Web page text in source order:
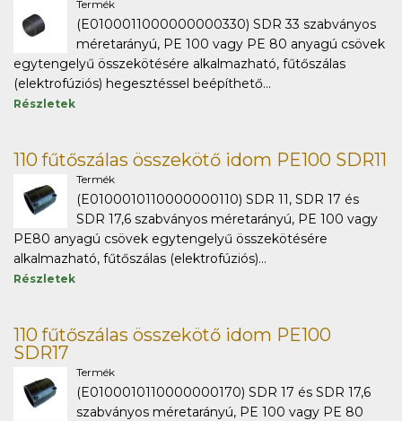
Termék
(E0100011000000000330) SDR 33 szabványos
méretarányú, PE 100 vagy PE 80 anyagú csövek
egytengelyű összekötésére alkalmazható, fűtőszálas
(elektrofúziós) hegesztéssel beépíthető...
Részletek
110 fűtőszálas összekötő idom PE100 SDR11
Termék
(E0100010110000000110) SDR 11, SDR 17 és
SDR 17,6 szabványos méretarányú, PE 100 vagy
PE80 anyagú csövek egytengelyű összekötésére
alkalmazható, fűtőszálas (elektrofúziós)...
Részletek
110 fűtőszálas összekötő idom PE100
SDR17
Termék
(E0100010110000000170) SDR 17 és SDR 17,6
szabványos méretarányú, PE 100 vagy PE 80